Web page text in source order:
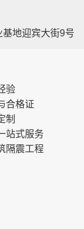
地迎宾大街9号
验
合格证
制
站式服务
隔震工程